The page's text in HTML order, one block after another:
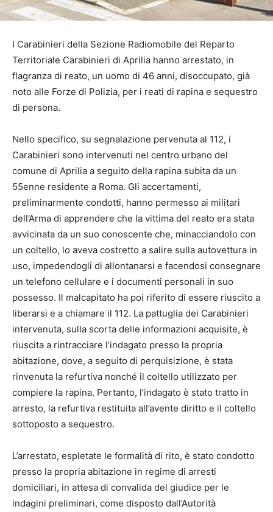
I Carabinieri della Sezione Radiomobile del Reparto
Territoriale Carabinieri di Aprilia hanno arrestato, in
flagranza di reato, un uomo di 46 anni, disoccupato, già
noto alle Forze di Polizia, per i reati di rapina e sequestro
di persona.
Nello specifico, su segnalazione pervenuta al 112, i
Carabinieri sono intervenuti nel centro urbano del
comune di Aprilia a seguito della rapina subita da un
55enne residente a Roma. Gli accertamenti,
preliminarmente condotti, hanno permesso ai militari
dell’Arma di apprendere che la vittima del reato era stata
avvicinata da un suo conoscente che, minacciandolo con
un coltello, lo aveva costretto a salire sulla autovettura in
uso, impedendogli di allontanarsi e facendosi consegnare
un telefono cellulare e i documenti personali in suo
possesso. Il malcapitato ha poi riferito di essere riuscito a
liberarsi e a chiamare il 112. La pattuglia dei Carabinieri
intervenuta, sulla scorta delle informazioni acquisite, è
riuscita a rintracciare l’indagato presso la propria
abitazione, dove, a seguito di perquisizione, è stata
rinvenuta la refurtiva nonché il coltello utilizzato per
compiere la rapina. Pertanto, l’indagato è stato tratto in
arresto, la refurtiva restituita all’avente diritto e il coltello
sottoposto a sequestro.
L’arrestato, espletate le formalità di rito, è stato condotto
presso la propria abitazione in regime di arresti
domiciliari, in attesa di convalida del giudice per le
indagini preliminari, come disposto dall’Autorità